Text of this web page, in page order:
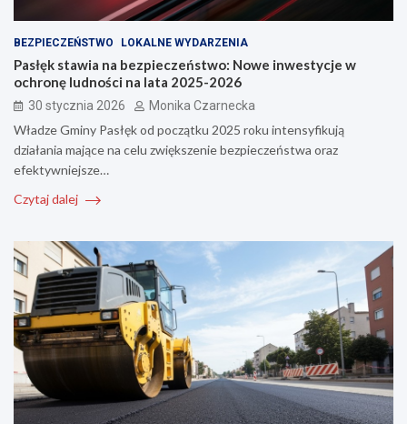
BEZPIECZEŃSTWO LOKALNE WYDARZENIA
Pasłęk stawia na bezpieczeństwo: Nowe inwestycje w
ochronę ludności na lata 2025-2026
30 stycznia 2026 Monika Czarnecka
Władze Gminy Pasłęk od początku 2025 roku intensyfikują
działania mające na celu zwiększenie bezpieczeństwa oraz
efektywniejsze…
Czytaj dalej